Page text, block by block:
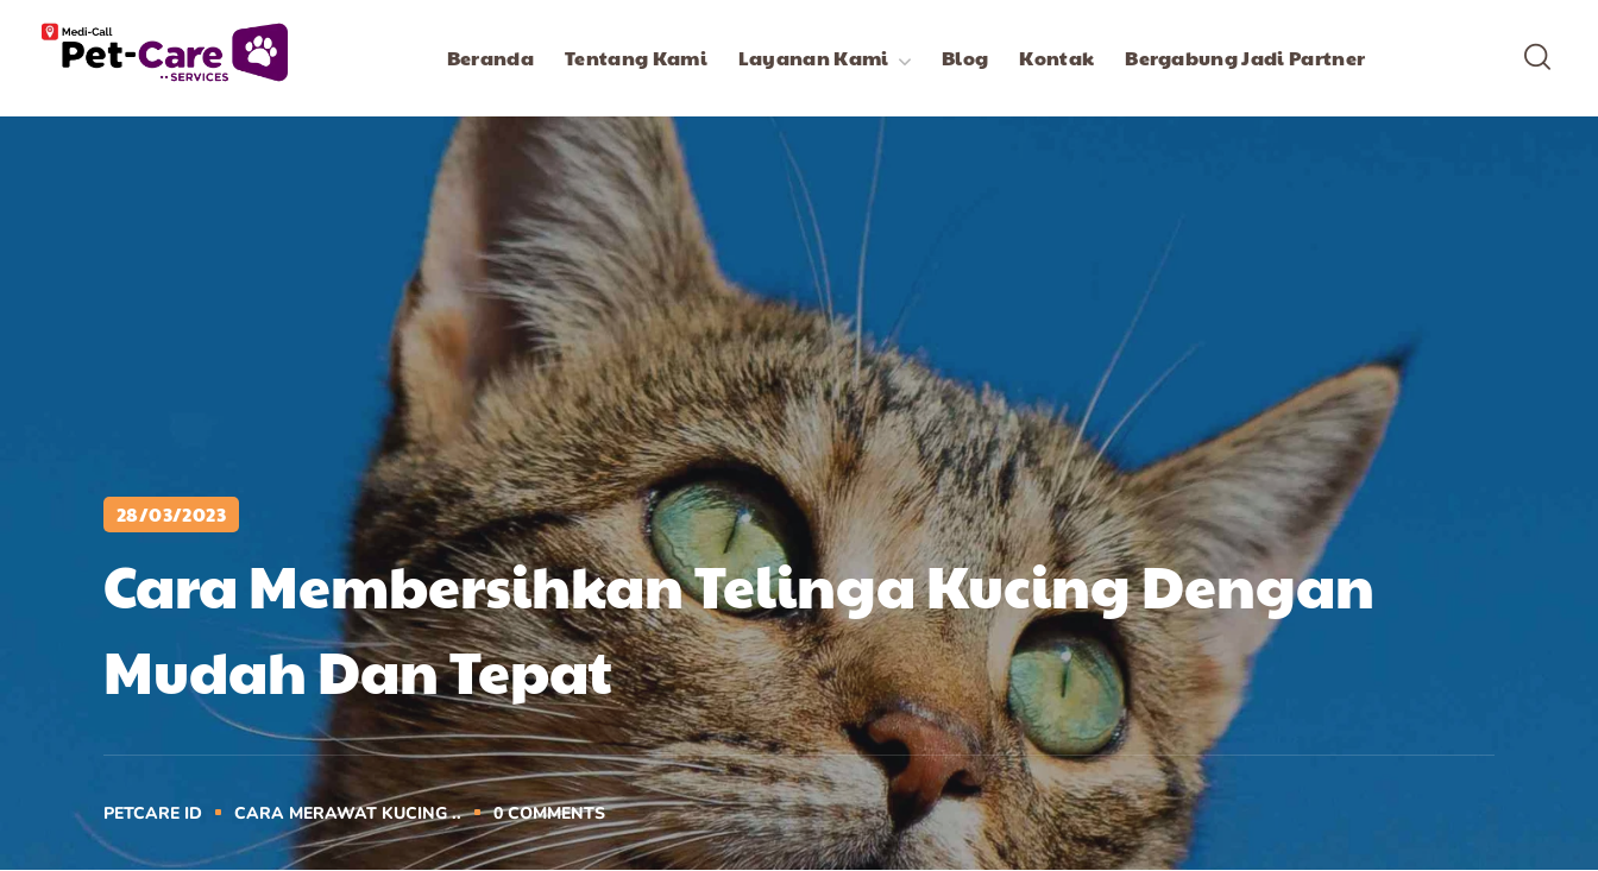
Beranda Tentang Kami Layanan Kami Blog Kontak Bergabung Jadi Partner
28/03/2023
Cara Membersihkan Telinga Kucing Dengan
Mudah Dan Tepat
PETCARE ID CARA MERAWAT KUCING .. 0 COMMENTS